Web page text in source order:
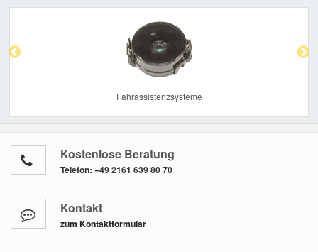
Fahrassistenzsysteme
Kostenlose Beratung
Telefon: +49 2161 639 80 70
Kontakt
zum Kontaktformular